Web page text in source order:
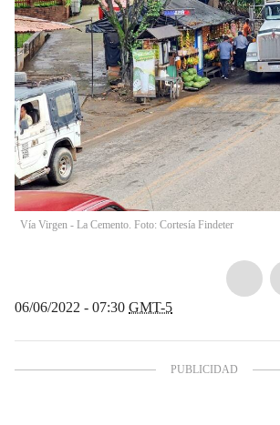
Vía Virgen - La Cemento. Foto: Cortesía Findeter
06/06/2022 - 07:30 GMT-5